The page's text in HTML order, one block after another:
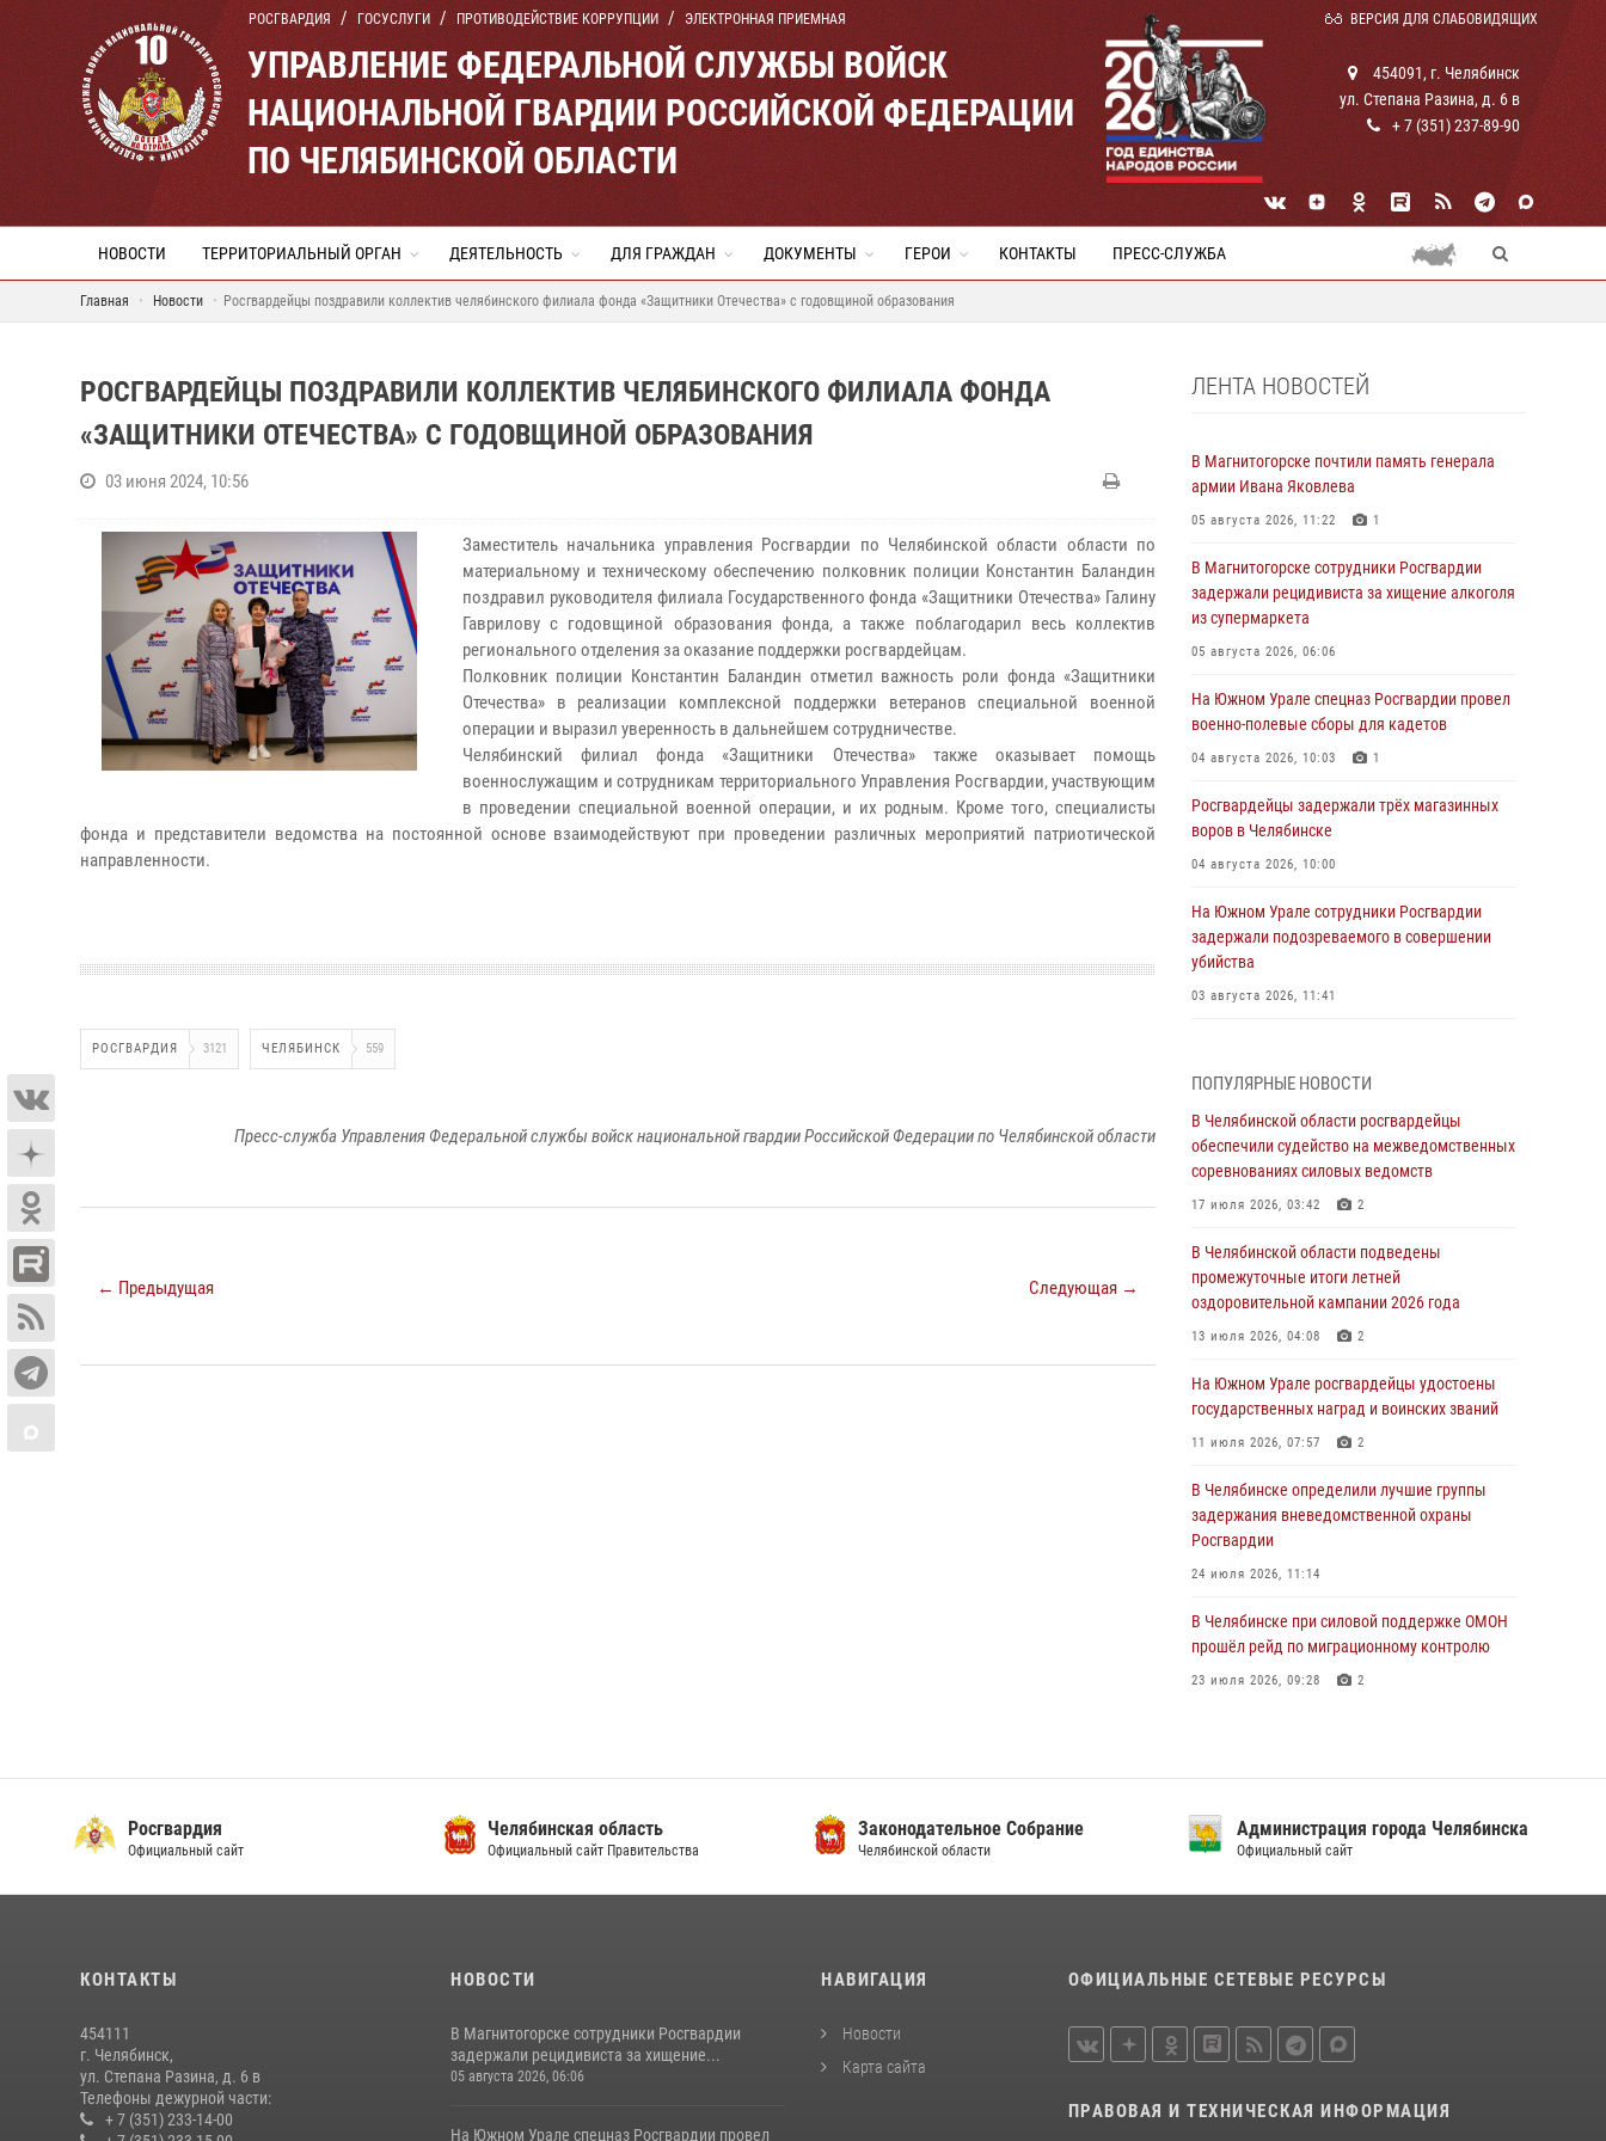
РОСГВАРДИЯ ГОСУСЛУГИ ПРОТИВОДЕЙСТВИЕ КОРРУПЦИИ ЭЛЕКТРОННАЯ ПРИЕМНАЯ ВЕРСИЯ ДЛЯ СЛАБОВИДЯЩИХ
УПРАВЛЕНИЕ ФЕДЕРАЛЬНОЙ СЛУЖБЫ ВОЙСК
НАЦИОНАЛЬНОЙ ГВАРДИИ РОССИЙСКОЙ ФЕДЕРАЦИИ
ПО ЧЕЛЯБИНСКОЙ ОБЛАСТИ
454091, г. Челябинск
ул. Степана Разина, д. 6 в
+ 7 (351) 237-89-90
НОВОСТИ ТЕРРИТОРИАЛЬНЫЙ ОРГАН ДЕЯТЕЛЬНОСТЬ ДЛЯ ГРАЖДАН ДОКУМЕНТЫ ГЕРОИ КОНТАКТЫ ПРЕСС-СЛУЖБА
Главная Новости Росгвардейцы поздравили коллектив челябинского филиала фонда «Защитники Отечества» с годовщиной образования
РОСГВАРДЕЙЦЫ ПОЗДРАВИЛИ КОЛЛЕКТИВ ЧЕЛЯБИНСКОГО ФИЛИАЛА ФОНДА
«ЗАЩИТНИКИ ОТЕЧЕСТВА» С ГОДОВЩИНОЙ ОБРАЗОВАНИЯ
03 июня 2024, 10:56
Заместитель начальника управления Росгвардии по Челябинской области области по
материальному и техническому обеспечению полковник полиции Константин Баландин
поздравил руководителя филиала Государственного фонда «Защитники Отечества» Галину
Гаврилову с годовщиной образования фонда, а также поблагодарил весь коллектив
регионального отделения за оказание поддержки росгвардейцам.
Полковник полиции Константин Баландин отметил важность роли фонда «Защитники
Отечества» в реализации комплексной поддержки ветеранов специальной военной
операции и выразил уверенность в дальнейшем сотрудничестве.
Челябинский филиал фонда «Защитники Отечества» также оказывает помощь
военнослужащим и сотрудникам территориального Управления Росгвардии, участвующим
в проведении специальной военной операции, и их родным. Кроме того, специалисты
фонда и представители ведомства на постоянной основе взаимодействуют при проведении различных мероприятий патриотической
направленности.
РОСГВАРДИЯ 3121 ЧЕЛЯБИНСК 559
Пресс-служба Управления Федеральной службы войск национальной гвардии Российской Федерации по Челябинской области
← Предыдущая Следующая →
ЛЕНТА НОВОСТЕЙ
В Магнитогорске почтили память генерала
армии Ивана Яковлева
05 августа 2026, 11:22 1
В Магнитогорске сотрудники Росгвардии
задержали рецидивиста за хищение алкоголя
из супермаркета
05 августа 2026, 06:06
На Южном Урале спецназ Росгвардии провел
военно-полевые сборы для кадетов
04 августа 2026, 10:03 1
Росгвардейцы задержали трёх магазинных
воров в Челябинске
04 августа 2026, 10:00
На Южном Урале сотрудники Росгвардии
задержали подозреваемого в совершении
убийства
03 августа 2026, 11:41
грабеже
03 августа 2026, 11:25
Росгвардейцы обеспечили безопасность
празднования Дня ВДВ на Южном Урале
Авиация Росгвардии совершила более 250
санитарных вылетов в Донецкой Народной
Республике
Росгвардия обеспечивает безопасность
граждан на южном направлении
В Уральском округе Росгвардии состоялось
заседание оперативного штаба
30 июля 2026, 10:53
ПОПУЛЯРНЫЕ НОВОСТИ
В Челябинской области росгвардейцы
обеспечили судейство на межведомственных
соревнованиях силовых ведомств
17 июля 2026, 03:42 2
В Челябинской области подведены
промежуточные итоги летней
оздоровительной кампании 2026 года
13 июля 2026, 04:08 2
На Южном Урале росгвардейцы удостоены
государственных наград и воинских званий
11 июля 2026, 07:57 2
В Челябинске определили лучшие группы
задержания вневедомственной охраны
Росгвардии
24 июля 2026, 11:14
В Челябинске при силовой поддержке ОМОН
прошёл рейд по миграционному контролю
23 июля 2026, 09:28 2
скорой помощи
14 июля 2026, 12:16
В Челябинске росгвардейцы обсудили с
По горячим следам задержали
челябинские росгвардейцы
На Южном Урале продолжается акция
Росгвардия
Официальный сайт
Челябинская область
Официальный сайт Правительства
Законодательное Собрание
Челябинской области
Администрация города Челябинска
Официальный сайт
КОНТАКТЫ
454111
г. Челябинск,
ул. Степана Разина, д. 6 в
Телефоны дежурной части:
+ 7 (351) 233-14-00
НОВОСТИ
В Магнитогорске сотрудники Росгвардии
задержали рецидивиста за хищение...
05 августа 2026, 06:06
На Южном Урале спецназ Росгвардии провел
НАВИГАЦИЯ
Новости
Карта сайта
ОФИЦИАЛЬНЫЕ СЕТЕВЫЕ РЕСУРСЫ
ПРАВОВАЯ И ТЕХНИЧЕСКАЯ ИНФОРМАЦИЯ